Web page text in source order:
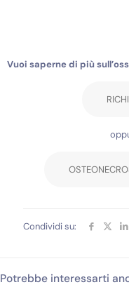
Vuoi saperne di più
Condividi su:
Potrebbe interessarti